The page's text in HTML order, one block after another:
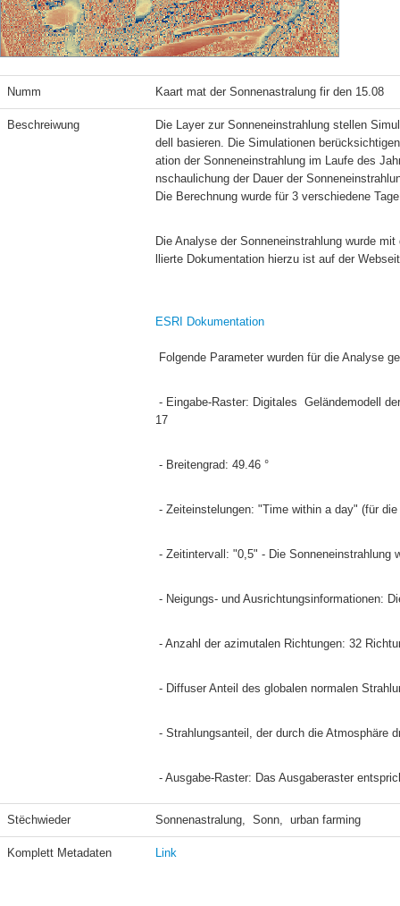
Numm Kaart mat der Sonnenastralung fir den 15.08
Beschreiwung
Die Layer zur Sonneneinstrahlung stellen
dell basieren. Die Simulationen
ation der Sonneneinstrahlung im Laufe des
nschaulichung der Dauer der
Die Berechnung wurde für 3 verschiedene
Die Analyse der Sonneneinstrahlung wurde
llierte Dokumentation hierzu ist auf der
ESRI Dokumentation
Folgende Parameter wurden für die Analyse
17
- Breitengrad: 49.46 °
- Zeiteinstelungen: "Time within a day" (für
- Zeitintervall: "0,5" - Die Sonneneinstrahlung
- Neigungs- und Ausrichtungsinformationen:
- Anzahl der azimutalen Richtungen: 32
- Diffuser Anteil des globalen normalen
- Strahlungsanteil, der durch die Atmosphäre
- Ausgabe-Raster: Das Ausgaberaster
Stëchwieder Sonnenastralung,  Sonn,  urban farming
Komplett Metadaten Link